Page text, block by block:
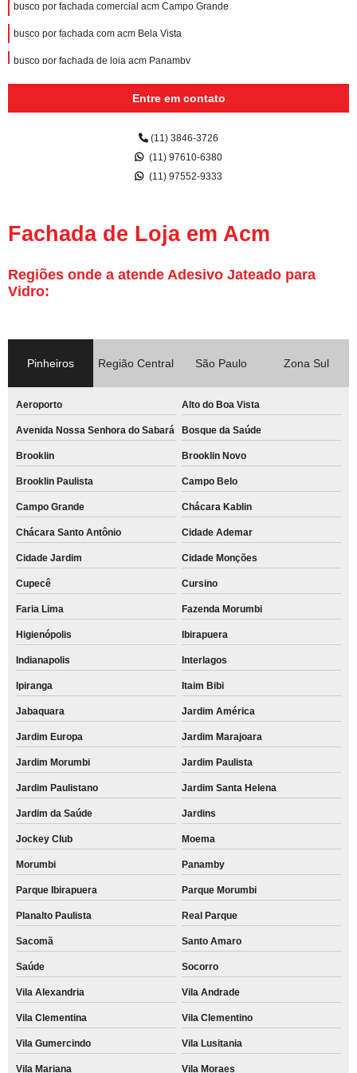
busco por fachada comercial acm Campo Grande
busco por fachada com acm Bela Vista
busco por fachada de loja acm Panamby
fachadas acm vazado orçar Jabaquara
fachada em acm com led Aeroporto
fachada com acm Jardim Paulista
fachada acm letra caixa orçar Cursino
procuro por fachada acm letra caixa Cidade Monções
busco por fachada de loja em acm Alto do Boa Vista
fachada acm vazado Jockey Club
fachada acm Fazenda Morumbi
fachada comercial acm Moema
fachada em acm com led Vila Andrade
procuro por fachada de loja acm Vila Clementino
procuro por fachada em acm com led Bosque da Saúde
procuro por fachada acm letra caixa Ibirapuera
fachada com acm orçar Campo Belo
procuro por fachada com acm Parque Morumbi
procuro por fachada comercial acm Sacomã
procuro por fachada acm vazado Bixiga
acm fachada Interlagos
fachada acm letra caixa Vila Lusitania
fachada acm Vila Nova Conceição
procuro por acm fachada Moema
fachada de loja acm orçar Ipiranga
busco por fachada acm letra caixa Vila Gumercindo
procuro por fachada de loja acm Campo Belo
fachada de loja acm Parque Morumbi
procuro por fachada de acm Cidade Jardim
busco por fachada acm vazado Parque Morumbi
Entre em contato
(11) 3846-3726
(11) 97610-6380
(11) 97552-9333
Fachada de Loja em Acm
Regiões onde a atende Adesivo Jateado para
Vidro:
Pinheiros Região Central São Paulo Zona Sul
Aeroporto Alto do Boa Vista
Avenida Nossa Senhora do Sabará Bosque da Saúde
Brooklin Brooklin Novo
Brooklin Paulista Campo Belo
Campo Grande Chácara Kablin
Chácara Santo Antônio Cidade Ademar
Cidade Jardim Cidade Monções
Cupecê Cursino
Faria Lima Fazenda Morumbi
Higienópolis Ibirapuera
Indianapolis Interlagos
Ipiranga Itaim Bibi
Jabaquara Jardim América
Jardim Europa Jardim Marajoara
Jardim Morumbi Jardim Paulista
Jardim Paulistano Jardim Santa Helena
Jardim da Saúde Jardins
Jockey Club Moema
Morumbi Panamby
Parque Ibirapuera Parque Morumbi
Planalto Paulista Real Parque
Sacomã Santo Amaro
Saúde Socorro
Vila Alexandria Vila Andrade
Vila Clementina Vila Clementino
Vila Gumercindo Vila Lusitania
Vila Mariana Vila Moraes